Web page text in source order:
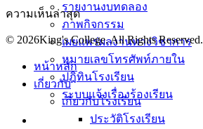
รายงานงบทดลอง
ภาพกิจกรรม
เผยแพร่ผลงานทางวิชาการ
หมายเลขโทรศัพท์ภายใน
ปฎิทินโรงเรียน
ระบบแจ้งเรื่องร้องเรียน
ความเห็นล่าสุด
© 2026King's College. All Rights Reserved.
หน้าหลัก
เกี่ยวกับ
เกี่ยวกับโรงเรียน
ประวัติโรงเรียน